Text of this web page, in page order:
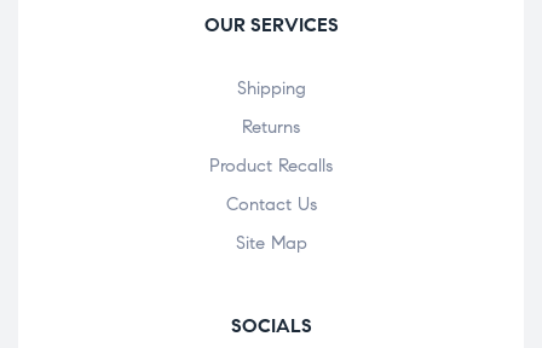
OUR SERVICES
Shipping
Returns
Product Recalls
Contact Us
Site Map
SOCIALS